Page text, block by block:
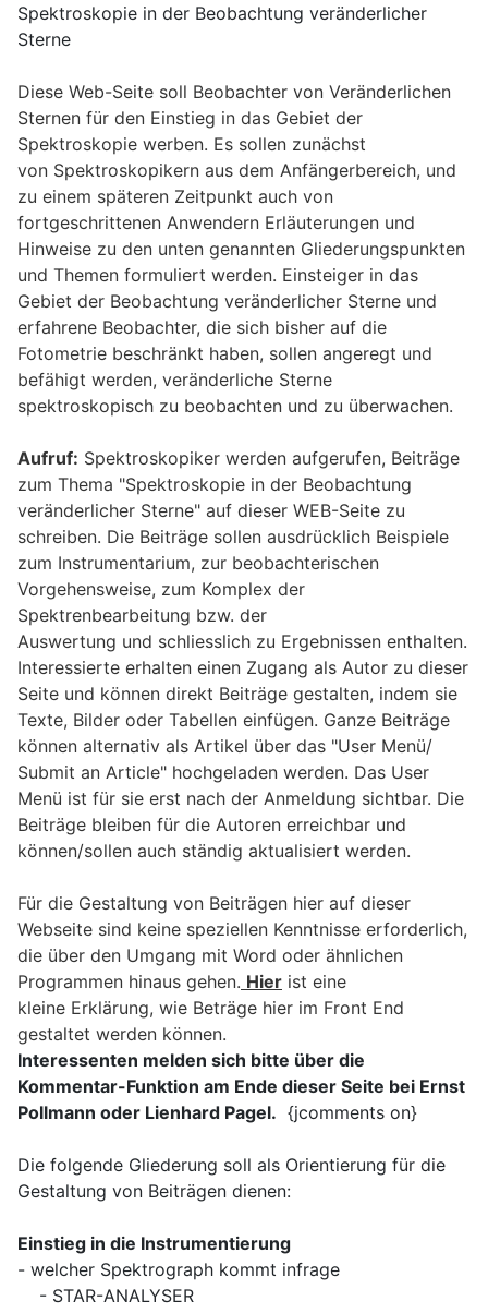
Spektroskopie in der Beobachtung veränderlicher
Sterne
Diese Web-Seite soll Beobachter von Veränderlichen
Sternen für den Einstieg in das Gebiet der
Spektroskopie werben. Es sollen zunächst
von Spektroskopikern aus dem Anfängerbereich, und
zu einem späteren Zeitpunkt auch von
fortgeschrittenen Anwendern Erläuterungen und
Hinweise zu den unten genannten Gliederungspunkten
und Themen formuliert werden. Einsteiger in das
Gebiet der Beobachtung veränderlicher Sterne und
erfahrene Beobachter, die sich bisher auf die
Fotometrie beschränkt haben, sollen angeregt und
befähigt werden, veränderliche Sterne
spektroskopisch zu beobachten und zu überwachen.
Aufruf: Spektroskopiker werden aufgerufen, Beiträge
zum Thema "Spektroskopie in der Beobachtung
veränderlicher Sterne" auf dieser WEB-Seite zu
schreiben. Die Beiträge sollen ausdrücklich Beispiele
zum Instrumentarium, zur beobachterischen
Vorgehensweise, zum Komplex der
Spektrenbearbeitung bzw. der
Auswertung und schliesslich zu Ergebnissen enthalten.
Interessierte erhalten einen Zugang als Autor zu dieser
Seite und können direkt Beiträge gestalten, indem sie
Texte, Bilder oder Tabellen einfügen. Ganze Beiträge
können alternativ als Artikel über das "User Menü/
Submit an Article" hochgeladen werden. Das User
Menü ist für sie erst nach der Anmeldung sichtbar. Die
Beiträge bleiben für die Autoren erreichbar und
können/sollen auch ständig aktualisiert werden.
Für die Gestaltung von Beiträgen hier auf dieser
Webseite sind keine speziellen Kenntnisse erforderlich,
die über den Umgang mit Word oder ähnlichen
Programmen hinaus gehen. Hier ist eine
kleine Erklärung, wie Beträge hier im Front End
gestaltet werden können.
Interessenten melden sich bitte über die
Kommentar-Funktion am Ende dieser Seite bei Ernst
Pollmann oder Lienhard Pagel. {jcomments on}
Die folgende Gliederung soll als Orientierung für die
Gestaltung von Beiträgen dienen:
Einstieg in die Instrumentierung
- welcher Spektrograph kommt infrage
- STAR-ANALYSER